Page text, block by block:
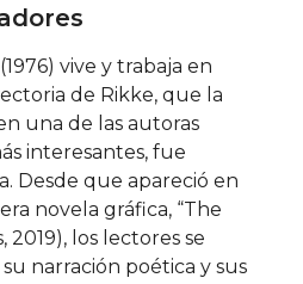
(1976) vive y trabaja en
de Rikke, que la
una de las autoras
interesantes, fue
Desde que apareció en
novela gráfica, “The
2019), los lectores se
narración poética y sus